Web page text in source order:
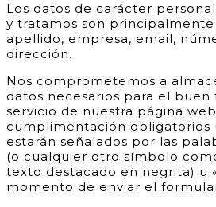
Los datos de carácter
y tratamos son
apellido, empresa, email,
dirección.
Nos comprometemos a
datos necesarios para el
servicio de nuestra página
cumplimentación obligatorios
estarán señalados por las
(o cualquier otro símbolo
texto destacado en negrita) u
momento de enviar el